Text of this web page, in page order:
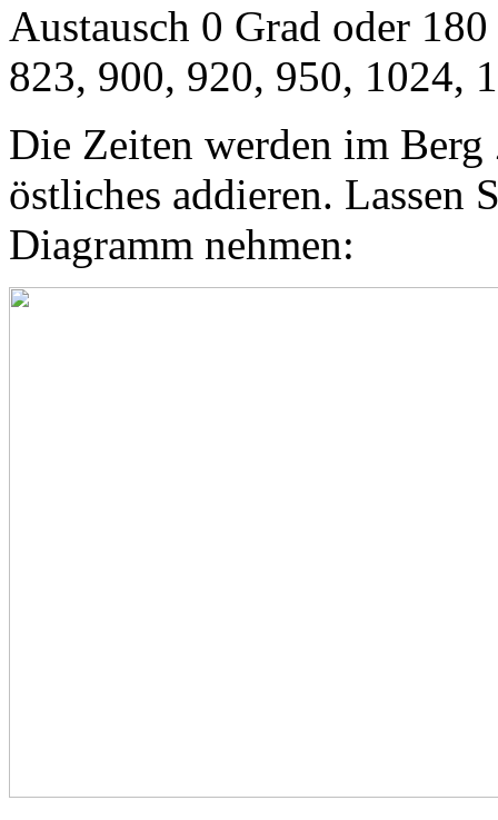
Austausch 0 Grad oder
823, 900, 920, 950, 1024,
Die Zeiten werden im
östliches addieren. Lassen
Diagramm nehmen: